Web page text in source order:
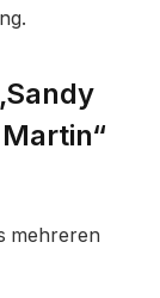
mehreren